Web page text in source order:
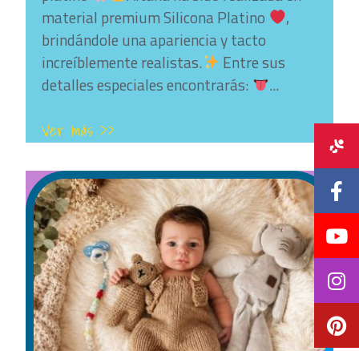
material premium Silicona Platino
,
brindándole una apariencia y tacto
increíblemente realistas.
Entre sus
detalles especiales encontrarás:
...
Ver más >>